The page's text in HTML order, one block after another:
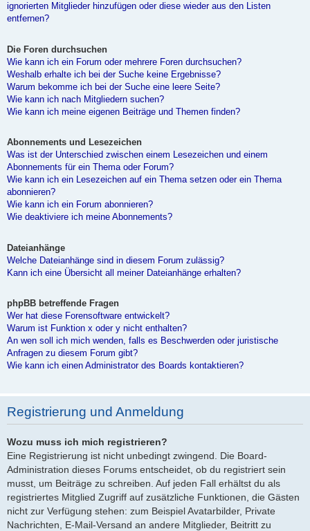
ignorierten Mitglieder hinzufügen oder diese wieder aus den Listen
entfernen?
Die Foren durchsuchen
Wie kann ich ein Forum oder mehrere Foren durchsuchen?
Weshalb erhalte ich bei der Suche keine Ergebnisse?
Warum bekomme ich bei der Suche eine leere Seite?
Wie kann ich nach Mitgliedern suchen?
Wie kann ich meine eigenen Beiträge und Themen finden?
Abonnements und Lesezeichen
Was ist der Unterschied zwischen einem Lesezeichen und einem
Abonnements für ein Thema oder Forum?
Wie kann ich ein Lesezeichen auf ein Thema setzen oder ein Thema
abonnieren?
Wie kann ich ein Forum abonnieren?
Wie deaktiviere ich meine Abonnements?
Dateianhänge
Welche Dateianhänge sind in diesem Forum zulässig?
Kann ich eine Übersicht all meiner Dateianhänge erhalten?
phpBB betreffende Fragen
Wer hat diese Forensoftware entwickelt?
Warum ist Funktion x oder y nicht enthalten?
An wen soll ich mich wenden, falls es Beschwerden oder juristische
Anfragen zu diesem Forum gibt?
Wie kann ich einen Administrator des Boards kontaktieren?
Registrierung und Anmeldung
Wozu muss ich mich registrieren?
Eine Registrierung ist nicht unbedingt zwingend. Die Board-
Administration dieses Forums entscheidet, ob du registriert sein
musst, um Beiträge zu schreiben. Auf jeden Fall erhältst du als
registriertes Mitglied Zugriff auf zusätzliche Funktionen, die Gästen
nicht zur Verfügung stehen: zum Beispiel Avatarbilder, Private
Nachrichten, E-Mail-Versand an andere Mitglieder, Beitritt zu